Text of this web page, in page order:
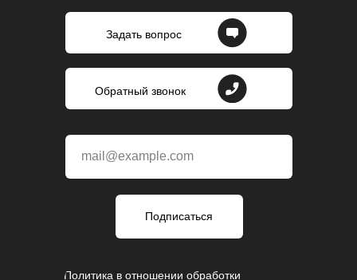
Задать вопрос
Обратный звонок
Политика в отношении обработки
mail@example.com
Подписаться